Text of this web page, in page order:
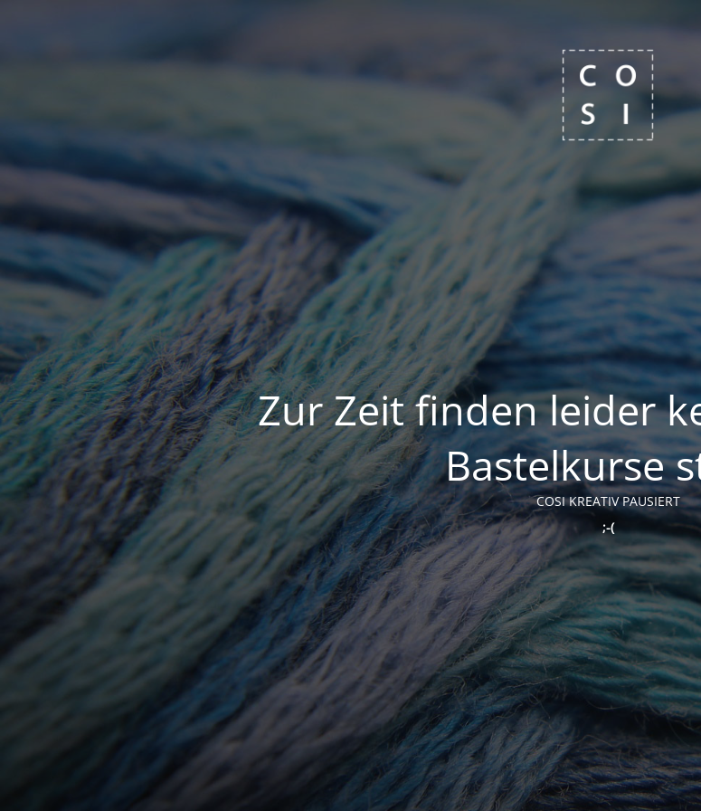
Zur Zeit finden leider
Bastelkurse
COSI KREATIV PAUSIERT
;-(